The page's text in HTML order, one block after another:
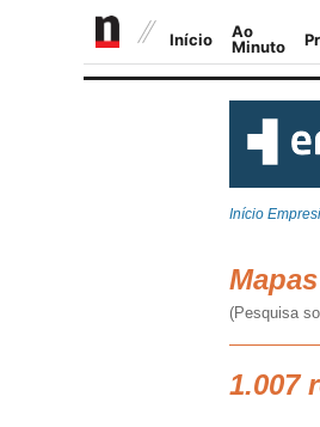
Início
(Pesquisa
1.007